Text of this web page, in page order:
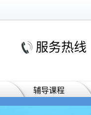
服务热线
辅导课程